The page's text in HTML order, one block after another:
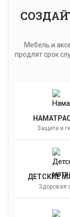
Мебель и
продлят срок
Защита и
ДЕТСКИЕ
Здоровая